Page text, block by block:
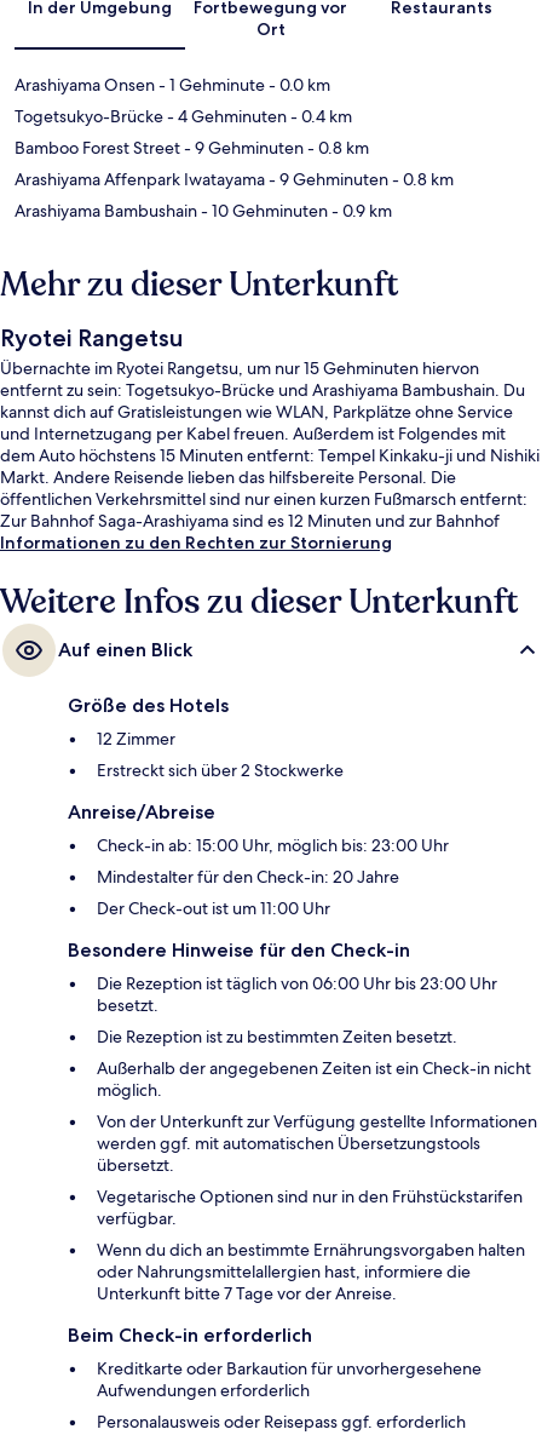
In der Umgebung
Fortbewegung vor
Ort
Restaurants
Arashiyama Onsen- 1 Gehminute- 0.0 km
Togetsukyo-Brücke- 4 Gehminuten- 0.4 km
Bamboo Forest Street- 9 Gehminuten- 0.8 km
Arashiyama Affenpark Iwatayama- 9 Gehminuten- 0.8 km
Arashiyama Bambushain- 10 Gehminuten- 0.9 km
Mehr zu dieser Unterkunft
Ryotei Rangetsu
Übernachte im Ryotei Rangetsu, um nur 15 Gehminuten hiervon
entfernt zu sein: Togetsukyo-Brücke und Arashiyama Bambushain. Du
kannst dich auf Gratisleistungen wie WLAN, Parkplätze ohne Service
und Internetzugang per Kabel freuen. Außerdem ist Folgendes mit
dem Auto höchstens 15 Minuten entfernt: Tempel Kinkaku-ji und Nishiki
Markt. Andere Reisende lieben das hilfsbereite Personal. Die
öffentlichen Verkehrsmittel sind nur einen kurzen Fußmarsch entfernt:
Zur Bahnhof Saga-Arashiyama sind es 12 Minuten und zur Bahnhof
Torokko Arashiyama 12 Minuten.
Informationen zu den Rechten zur Stornierung
Weitere Infos zu dieser Unterkunft
Auf einen Blick
Größe des Hotels
12 Zimmer
Erstreckt sich über 2 Stockwerke
Anreise/Abreise
Check-in ab: 15:00 Uhr, möglich bis: 23:00 Uhr
Mindestalter für den Check-in: 20 Jahre
Der Check-out ist um 11:00 Uhr
Besondere Hinweise für den Check-in
Die Rezeption ist täglich von 06:00 Uhr bis 23:00 Uhr
besetzt.
Die Rezeption ist zu bestimmten Zeiten besetzt.
Außerhalb der angegebenen Zeiten ist ein Check-in nicht
möglich.
Von der Unterkunft zur Verfügung gestellte Informationen
werden ggf. mit automatischen Übersetzungstools
übersetzt.
Vegetarische Optionen sind nur in den Frühstückstarifen
verfügbar.
Wenn du dich an bestimmte Ernährungsvorgaben halten
oder Nahrungsmittelallergien hast, informiere die
Unterkunft bitte 7 Tage vor der Anreise.
Beim Check-in erforderlich
Kreditkarte oder Barkaution für unvorhergesehene
Aufwendungen erforderlich
Personalausweis oder Reisepass ggf. erforderlich